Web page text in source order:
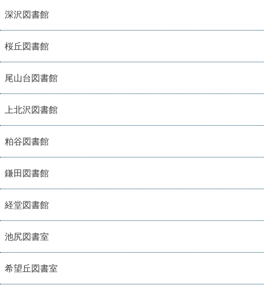
深沢図書館
桜丘図書館
尾山台図書館
上北沢図書館
粕谷図書館
鎌田図書館
経堂図書館
池尻図書室
希望丘図書室